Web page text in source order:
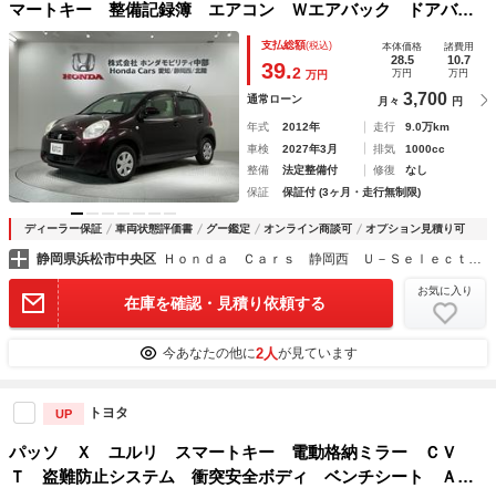
マートキー 整備記録簿 エアコン Ｗエアバック ドアバイ
ザー ベンチシート スマートＫＥＹ フルフラットシート
助手席エアバッグ 記録簿有 ドライブレコーダ
支払総額(税込)
39.2 万円
本体価格
28.5
万円
諸費用
10.7
万円
通常ローン 月々 3,700 円
年式 2012年 走行
9.0万km
車検
2027年3月 排気
1000cc
整備
法定整備付 修復
なし
保証
保証付 (3ヶ月・走行無制限)
ディーラー保証 車両状態評価書 グー鑑定 オンライン商談可 オプション見積り可
静岡県浜松市中央区 Ｈｏｎｄａ Ｃａｒｓ 静岡西 Ｕ－Ｓｅｌｅｃｔ浜松
在庫を確認・見積り依頼する
お気に入り
今あなたの他に2人が見ています
UP トヨタ
パッソ Ｘ ユルリ スマートキー 電動格納ミラー ＣＶ
Ｔ 盗難防止システム 衝突安全ボディ ベンチシート ＡＢ